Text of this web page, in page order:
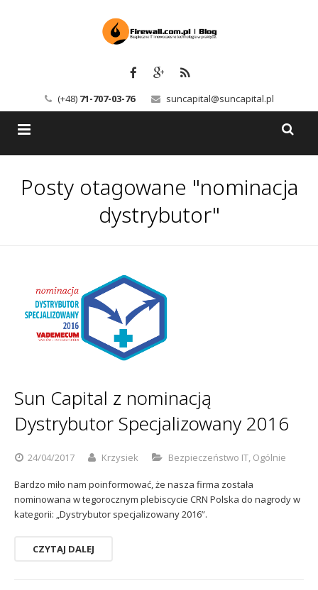
(+48) 71-707-03-76 suncapital@suncapital.pl
Backup-Solutions
Serwery pocztowe
Sophos
Usługi
Kontakt
Polityka prywatności
Posty otagowane "nominacja
dystrybutor"
Sun Capital z nominacją
Dystrybutor Specjalizowany 2016
24/04/2017 Krzysiek Bezpieczeństwo IT, Ogólnie
Bardzo miło nam poinformować, że nasza firma została
nominowana w tegorocznym plebiscycie CRN Polska do nagrody w
kategorii: „Dystrybutor specjalizowany 2016”.
CZYTAJ DALEJ